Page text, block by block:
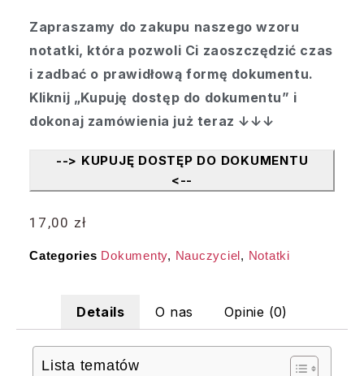
Zapraszamy do zakupu naszego wzoru
notatki, która pozwoli Ci zaoszczędzić czas
i zadbać o prawidłową formę dokumentu.
Kliknij „Kupuję dostęp do dokumentu” i
dokonaj zamówienia już teraz ↓↓↓
--> KUPUJĘ DOSTĘP DO DOKUMENTU
<--
17,00 zł
Categories Dokumenty, Nauczyciel, Notatki
Details O nas Opinie (0)
Lista tematów